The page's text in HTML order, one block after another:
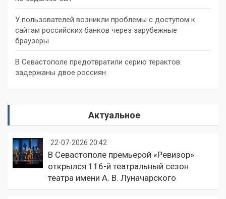
У пользователей возникли проблемы с доступом к
сайтам российских банков через зарубежные
браузеры
В Севастополе предотвратили серию терактов:
задержаны двое россиян
Актуальное
22-07-2026 20:42
В Севастополе премьерой «Ревизор»
открылся 116-й театральный сезон
театра имени А. В. Луначарского